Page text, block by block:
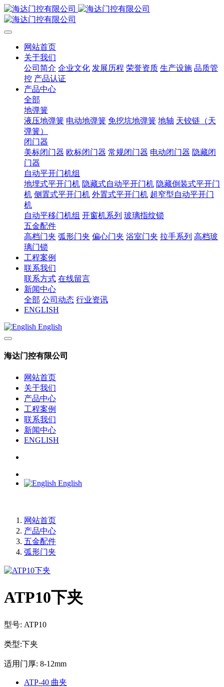
网站首页
关于我们
公司简介 企业文化 发展历程 荣誉资质 生产设施 品质管
控 产品认证
产品中心
全部
地弹簧
液压地弹簧 电动地弹簧 免挖坑地弹簧 地轴 天铰链（天
弹簧）
闭门器
美标闭门器 欧标闭门器 常规闭门器 电动闭门器 隐藏闭
门器
自动平开门机组
地埋式平开门机 隐藏式自动平开门机 隐藏倒装式平开门
机 侧置式平开门机 外置式平开门机 超窄型自动平开门
机
自动平移门机组 开窗机系列 玻璃指纹锁
五金配件
高档门夹 弧形门夹 偏心门夹 浴室门夹 拉手系列 高档玻
璃门锁
工程案例
联系我们
联系方式 在线留言
新闻中心
全部 公司动态 行业资讯
ENGLISH
English
海达门控有限公司
网站首页
关于我们
产品中心
工程案例
联系我们
新闻中心
ENGLISH
English
网站首页
产品中心
五金配件
弧形门夹
ATP10下夹
型号: ATP10
类型:下夹
适用门厚: 8-12mm
ATP-40 曲夹